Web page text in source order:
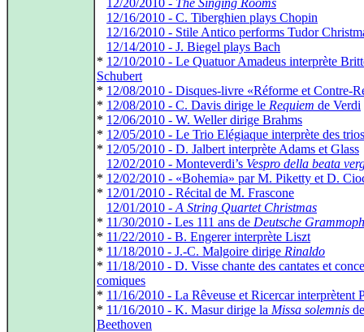
12/20/2010 - The Singing Rooms
12/16/2010 - C. Tiberghien plays Chopin
12/16/2010 - Stile Antico performs Tudor
12/14/2010 - J. Biegel plays Bach
* 12/10/2010 - Le Quatuor Amadeus interprète
Schubert
* 12/08/2010 - Disques-livre «Réforme et Contre-
* 12/08/2010 - C. Davis dirige le Requiem de Verdi
* 12/06/2010 - W. Weller dirige Brahms
* 12/05/2010 - Le Trio Elégiaque interprète des
* 12/05/2010 - D. Jalbert interprète Adams et Glass
12/02/2010 - Monteverdi’s Vespro della beata
* 12/02/2010 - «Bohemia» par M. Piketty et D.
* 12/01/2010 - Récital de M. Frascone
12/01/2010 - A String Quartet Christmas
* 11/30/2010 - Les 111 ans de Deutsche
* 11/22/2010 - B. Engerer interprète Liszt
* 11/18/2010 - J.-C. Malgoire dirige Rinaldo
* 11/18/2010 - D. Visse chante des cantates et
comiques
* 11/16/2010 - La Rêveuse et Ricercar interprètent
* 11/16/2010 - K. Masur dirige la Missa solemnis de
Beethoven